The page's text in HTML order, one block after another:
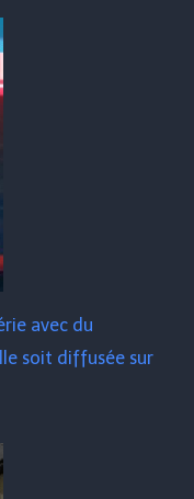
avec du
soit diffusée sur